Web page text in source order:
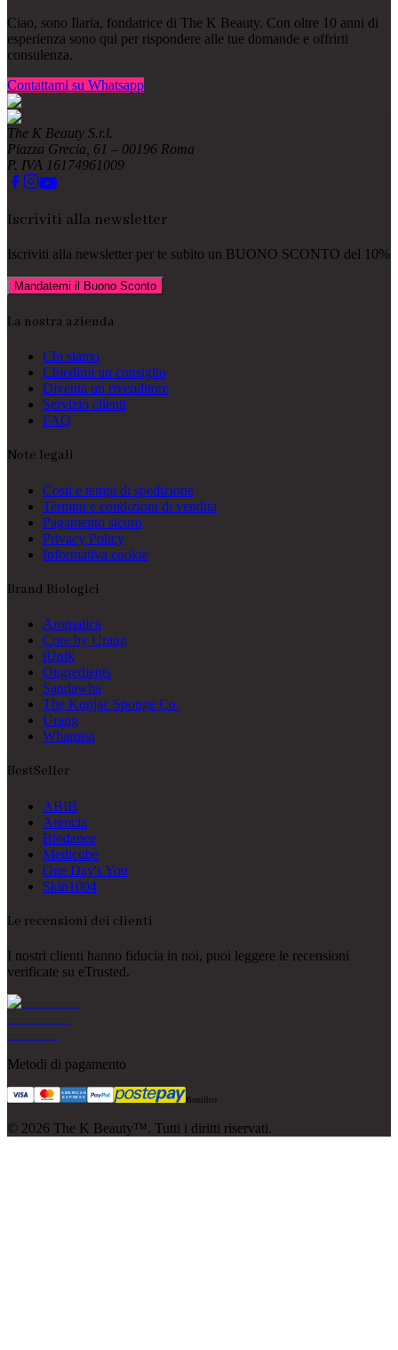
Ciao, sono Ilaria, fondatrice di The K Beauty. Con oltre 10 anni di
esperienza sono qui per rispondere alle tue domande e offrirti
consulenza.
Contattami su Whatsapp
The K Beauty S.r.l.
Piazza Grecia, 61 – 00196 Roma
P. IVA 16174961009
Iscriviti alla newsletter
Iscriviti alla newsletter per te subito un BUONO SCONTO del 10%
Mandatemi il Buono Sconto
La nostra azienda
Chi siamo
Chiedimi un consiglio
Diventa un rivenditore
Servizio clienti
FAQ
Note legali
Costi e tempi di spedizione
Termini e condizioni di vendita
Pagamento sicuro
Privacy Policy
Informativa cookie
Brand Biologici
Aromatica
Core by Urang
iUnik
Ongredients
Sandawha
The Konjac Sponge Co.
Urang
Whamisa
BestSeller
ABIB
Arencia
Biodance
Medicube
One Day's You
Skin1004
Le recensioni dei clienti
I nostri clienti hanno fiducia in noi, puoi leggere le recensioni
verificate su eTrusted.
Metodi di pagamento
Bonifico
© 2026 The K Beauty™. Tutti i diritti riservati.